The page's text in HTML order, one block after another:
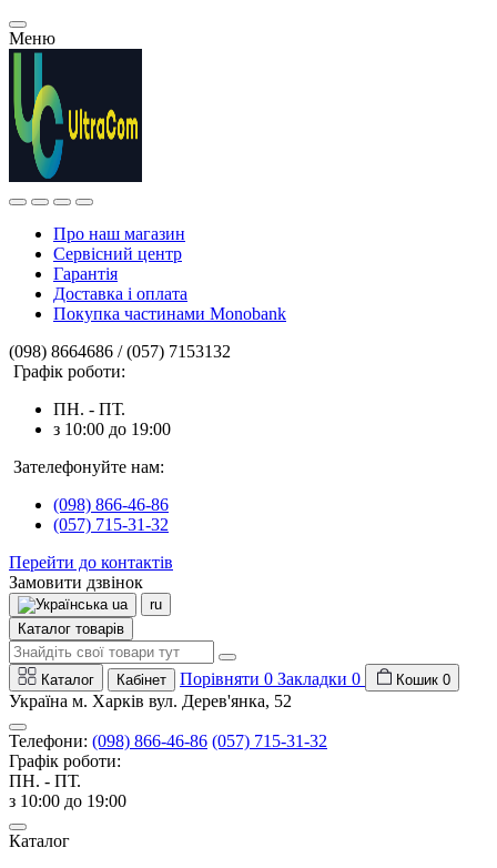
Меню
Про наш магазин
Сервісний центр
Гарантія
Доставка і оплата
Покупка частинами Monobank
(098) 8664686 / (057) 7153132
Графік роботи:
ПН. - ПТ.
з 10:00 до 19:00
Зателефонуйте нам:
(098) 866-46-86
(057) 715-31-32
Перейти до контактів
Замовити дзвінок
ua
ru
Каталог товарів
Каталог Кабінет Порівняти 0 Закладки 0 Кошик 0
Україна м. Харків вул. Дерев'янка, 52
Телефони: (098) 866-46-86 (057) 715-31-32
Графік роботи:
ПН. - ПТ.
з 10:00 до 19:00
Каталог